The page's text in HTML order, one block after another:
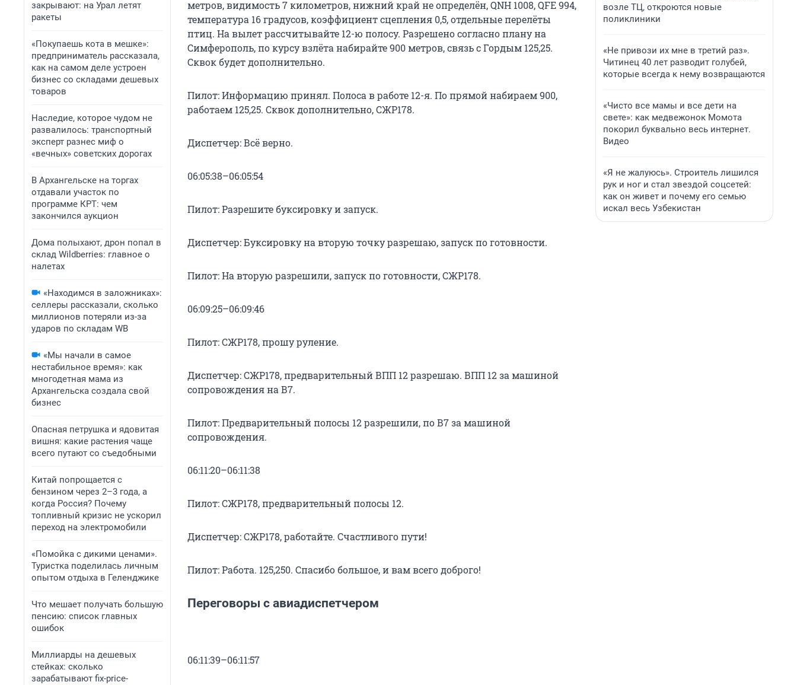
закрывают: на Урал летят
ракеты
«Покупаешь кота в мешке»:
предприниматель рассказала,
как на самом деле устроен
бизнес со складами дешевых
товаров
Наследие, которое чудом не
развалилось: транспортный
эксперт разнес миф о
«вечных» советских дорогах
В Архангельске на торгах
отдавали участок по
программе КРТ: чем
закончился аукцион
Дома полыхают, дрон попал в
склад Wildberries: главное о
налетах
«Находимся в заложниках»:
селлеры рассказали, сколько
миллионов потеряли из-за
ударов по складам WB
«Мы начали в самое
нестабильное время»: как
многодетная мама из
Архангельска создала свой
бизнес
Опасная петрушка и ядовитая
вишня: какие растения чаще
всего путают со съедобными
Китай попрощается с
бензином через 2–3 года, а
когда Россия? Почему
топливный кризис не ускорил
переход на электромобили
«Помойка с дикими ценами».
Туристка поделилась личным
опытом отдыха в Геленджике
Что мешает получать большую
пенсию: список главных
ошибок
Миллиарды на дешевых
стейках: сколько
зарабатывают fix-price-
метров, видимость 7 километров, нижний край не определён, QNH 1008, QFE 994,
температура 16 градусов, коэффициент сцепления 0,5, отдельные перелёты
птиц. На вылет рассчитывайте 12-ю полосу. Разрешено согласно плану на
Симферополь, по курсу взлёта набирайте 900 метров, связь с Гордым 125,25.
Сквок будет дополнительно.
Пилот: Информацию принял. Полоса в работе 12-я. По прямой набираем 900,
работаем 125,25. Сквок дополнительно, СЖР178.
Диспетчер: Всё верно.
06:05:38–06:05:54
Пилот: Разрешите буксировку и запуск.
Диспетчер: Буксировку на вторую точку разрешаю, запуск по готовности.
Пилот: На вторую разрешили, запуск по готовности, СЖР178.
06:09:25–06:09:46
Пилот: СЖР178, прошу руление.
Диспетчер: СЖР178, предварительный ВПП 12 разрешаю. ВПП 12 за машиной
сопровождения на В7.
Пилот: Предварительный полосы 12 разрешили, по В7 за машиной
сопровождения.
06:11:20–06:11:38
Пилот: СЖР178, предварительный полосы 12.
Диспетчер: СЖР178, работайте. Счастливого пути!
Пилот: Работа. 125,250. Спасибо большое, и вам всего доброго!
Переговоры с авиадиспетчером
06:11:39–06:11:57
возле ТЦ, откроются новые
поликлиники
«Не привози их мне в третий раз».
Читинец 40 лет разводит голубей,
которые всегда к нему возвращаются
«Чисто все мамы и все дети на
свете»: как медвежонок Момота
покорил буквально весь интернет.
Видео
«Я не жалуюсь». Строитель лишился
рук и ног и стал звездой соцсетей:
как он живет и почему его семью
искал весь Узбекистан